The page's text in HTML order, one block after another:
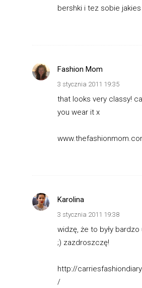
bershki i tez sobie
Fashion Mom
3 stycznia 2011 19:35
that looks very classy!
you wear it x
Karolina
3 stycznia 2011 19:38
widzę, że to były
;) zazdroszczę!
http://
/